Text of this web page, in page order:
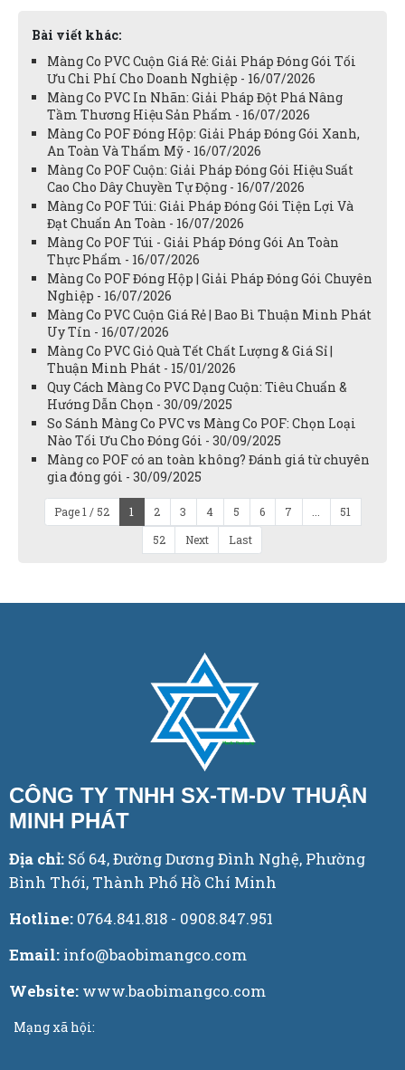
Bài viết khác:
Màng Co PVC Cuộn Giá Rẻ: Giải Pháp Đóng Gói Tối
Ưu Chi Phí Cho Doanh Nghiệp - 16/07/2026
Màng Co PVC In Nhãn: Giải Pháp Đột Phá Nâng
Tầm Thương Hiệu Sản Phẩm - 16/07/2026
Màng Co POF Đóng Hộp: Giải Pháp Đóng Gói Xanh,
An Toàn Và Thẩm Mỹ - 16/07/2026
Màng Co POF Cuộn: Giải Pháp Đóng Gói Hiệu Suất
Cao Cho Dây Chuyền Tự Động - 16/07/2026
Màng Co POF Túi: Giải Pháp Đóng Gói Tiện Lợi Và
Đạt Chuẩn An Toàn - 16/07/2026
Màng Co POF Túi - Giải Pháp Đóng Gói An Toàn
Thực Phẩm - 16/07/2026
Màng Co POF Đóng Hộp | Giải Pháp Đóng Gói Chuyên
Nghiệp - 16/07/2026
Màng Co PVC Cuộn Giá Rẻ | Bao Bì Thuận Minh Phát
Uy Tín - 16/07/2026
Màng Co PVC Giỏ Quà Tết Chất Lượng & Giá Sỉ |
Thuận Minh Phát - 15/01/2026
Quy Cách Màng Co PVC Dạng Cuộn: Tiêu Chuẩn &
Hướng Dẫn Chọn - 30/09/2025
So Sánh Màng Co PVC vs Màng Co POF: Chọn Loại
Nào Tối Ưu Cho Đóng Gói - 30/09/2025
Màng co POF có an toàn không? Đánh giá từ chuyên
gia đóng gói - 30/09/2025
Page 1 / 52 1 2 3 4 5 6 7
51
52
Next Last
CÔNG TY TNHH SX-TM-DV THUẬN
MINH PHÁT
Địa chỉ: Số 64, Đường Dương Đình Nghệ, Phường
Bình Thới, Thành Phố Hồ Chí Minh
Hotline: 0764.841.818 - 0908.847.951
Email: info@baobimangco.com
Website: www.baobimangco.com
Mạng xã hội: